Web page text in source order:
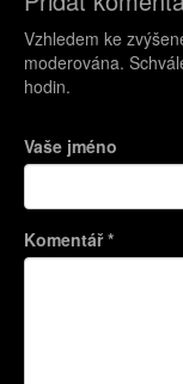
Vzhledem ke
moderována.
hodin.
Vaše jméno
Komentář*